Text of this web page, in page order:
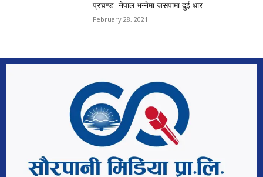
प्रचण्ड–नेपाल भन्नेमा जसपामा दुई धार
February 28, 2021